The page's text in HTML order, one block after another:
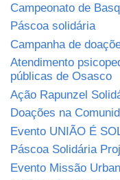
Campeonato de
Páscoa solidária
Campanha de
Atendimento
públicas de Osasco
Ação Rapunzel
Doações na
Evento UNIÃO É
Páscoa Solidária
Evento Missão